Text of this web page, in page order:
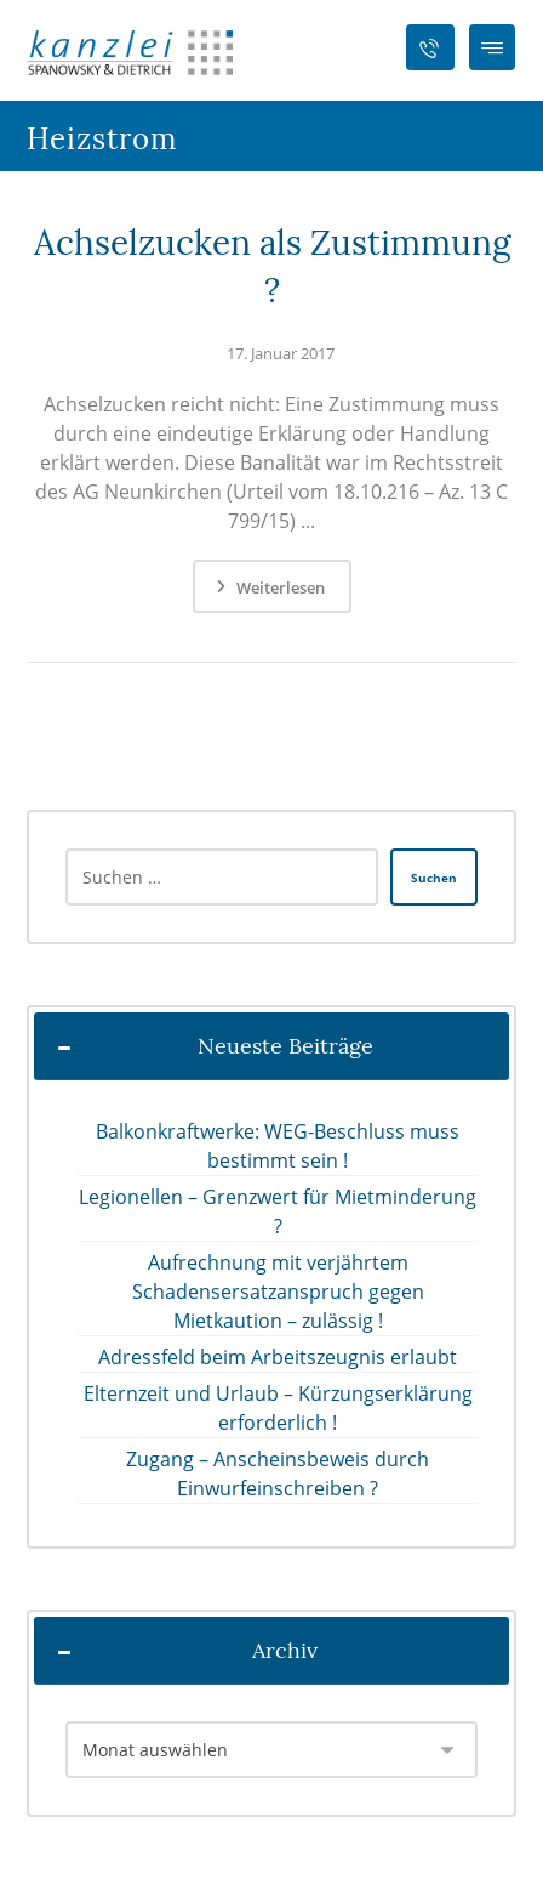
Heizstrom
Achselzucken als Zustimmung
?
17. Januar 2017
Achselzucken reicht nicht: Eine Zustimmung muss
durch eine eindeutige Erklärung oder Handlung
erklärt werden. Diese Banalität war im Rechtsstreit
des AG Neunkirchen (Urteil vom 18.10.216 – Az. 13 C
799/15) ...
Weiterlesen
Suchen
Neueste Beiträge
Balkonkraftwerke: WEG-Beschluss muss
bestimmt sein !
Legionellen – Grenzwert für Mietminderung
?
Aufrechnung mit verjährtem
Schadensersatzanspruch gegen
Mietkaution – zulässig !
Adressfeld beim Arbeitszeugnis erlaubt
Elternzeit und Urlaub – Kürzungserklärung
erforderlich !
Zugang – Anscheinsbeweis durch
Einwurfeinschreiben ?
Archiv